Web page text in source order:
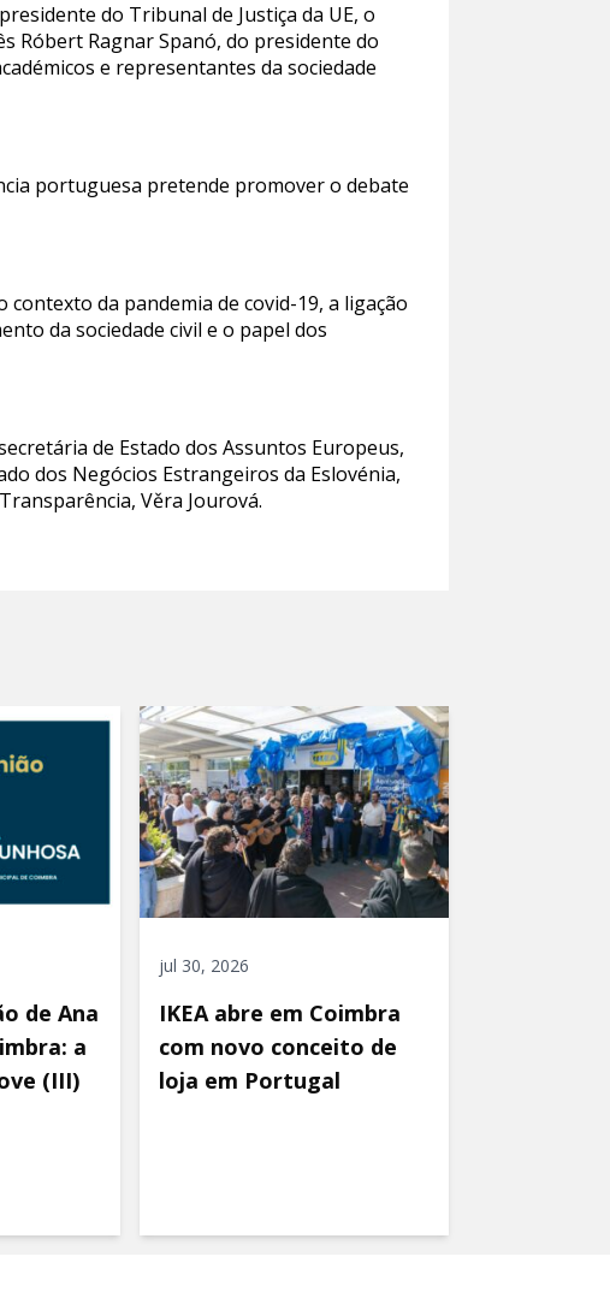
do Tribunal de Justiça da UE, o
Róbert Ragnar Spanó, do presidente do
e representantes da sociedade
portuguesa pretende promover o debate
da pandemia de covid-19, a ligação
da sociedade civil e o papel dos
de Estado dos Assuntos Europeus,
dos Negócios Estrangeiros da Eslovénia,
Věra Jourová.
de Ana
a
(III)
jul 30, 2026
IKEA abre em Coimbra
com novo conceito de
loja em Portugal